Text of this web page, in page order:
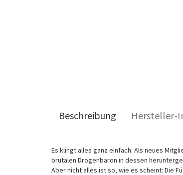
Beschreibung Hersteller-
Es klingt alles ganz einfach: Als neues
brutalen Drogenbaron in dessen
Aber nicht alles ist so, wie es scheint: Die